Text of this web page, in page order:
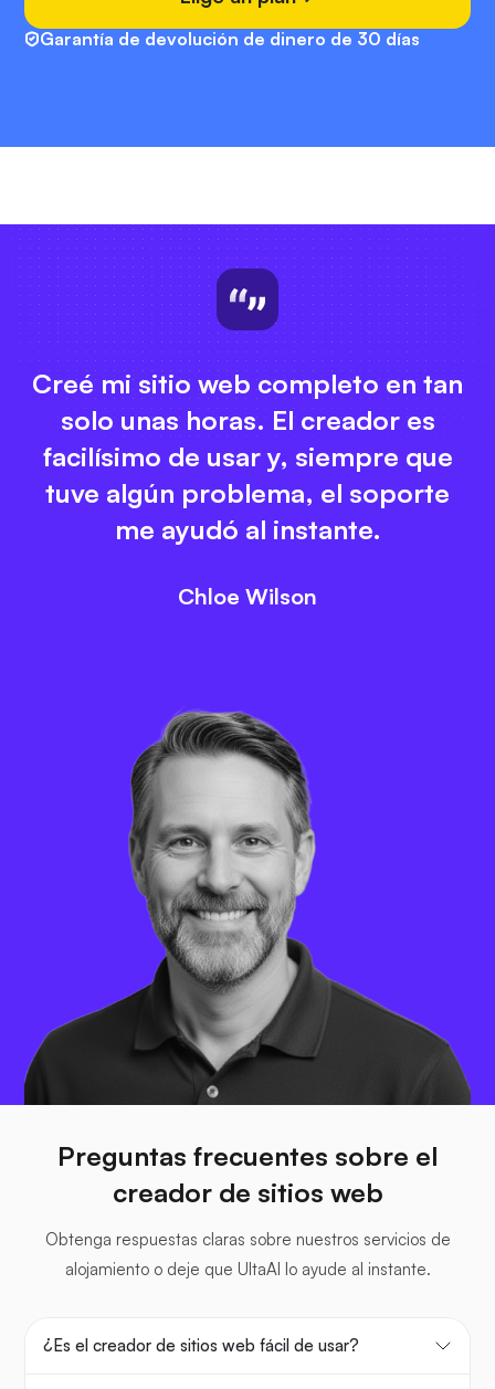
Garantía de devolución de dinero de 30 días
Creé mi sitio web completo en tan
solo unas horas. El creador es
facilísimo de usar y, siempre que
tuve algún problema, el soporte
me ayudó al instante.
Chloe Wilson
Preguntas frecuentes sobre el
creador de sitios web
Obtenga respuestas claras sobre nuestros servicios de
alojamiento o deje que UltaAI lo ayude al instante.
¿Es el creador de sitios web fácil de usar?